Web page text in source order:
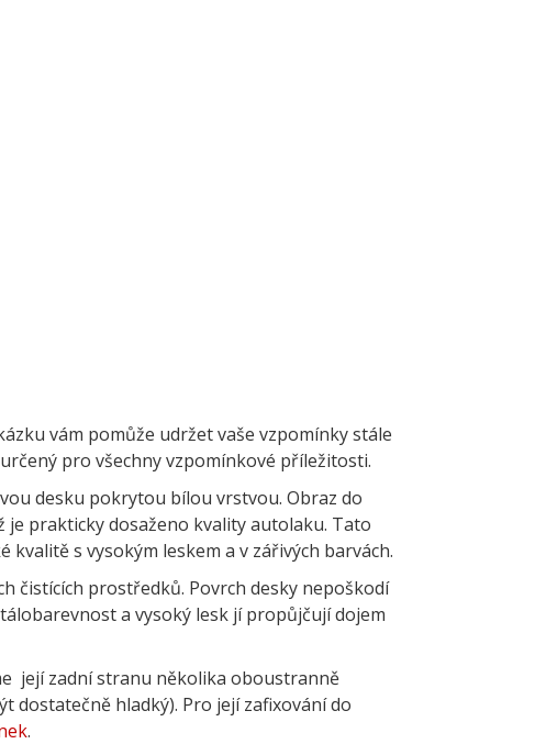
vám pomůže udržet vaše vzpomínky stále
pro všechny vzpomínkové příležitosti.
desku pokrytou bílou vrstvou. Obraz do
je prakticky dosaženo kvality autolaku. Tato
s vysokým leskem a v zářivých barvách.
čistících prostředků. Povrch desky nepoškodí
a vysoký lesk jí propůjčují dojem
její zadní stranu několika oboustranně
dostatečně hladký). Pro její zafixování do
.